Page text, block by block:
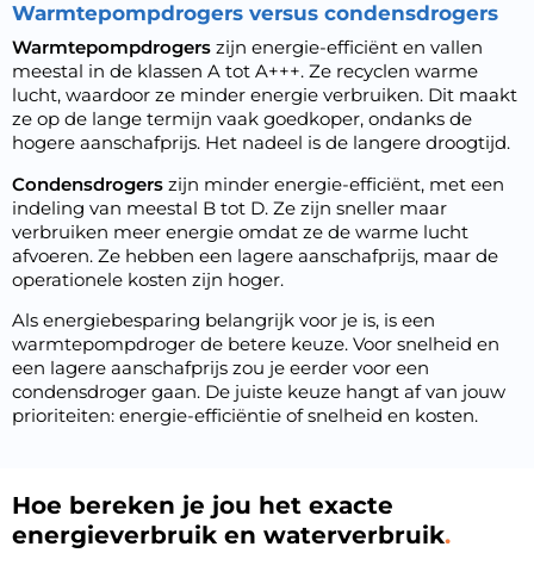
Warmtepompdrogers versus condensdrogers
Warmtepompdrogers zijn energie-efficiënt en vallen
meestal in de klassen A tot A+++. Ze recyclen warme
lucht, waardoor ze minder energie verbruiken. Dit maakt
ze op de lange termijn vaak goedkoper, ondanks de
hogere aanschafprijs. Het nadeel is de langere droogtijd.
Condensdrogers zijn minder energie-efficiënt, met een
indeling van meestal B tot D. Ze zijn sneller maar
verbruiken meer energie omdat ze de warme lucht
afvoeren. Ze hebben een lagere aanschafprijs, maar de
operationele kosten zijn hoger.
Als energiebesparing belangrijk voor je is, is een
warmtepompdroger de betere keuze. Voor snelheid en
een lagere aanschafprijs zou je eerder voor een
condensdroger gaan. De juiste keuze hangt af van jouw
prioriteiten: energie-efficiëntie of snelheid en kosten.
Hoe bereken je jou het exacte
energieverbruik en waterverbruik